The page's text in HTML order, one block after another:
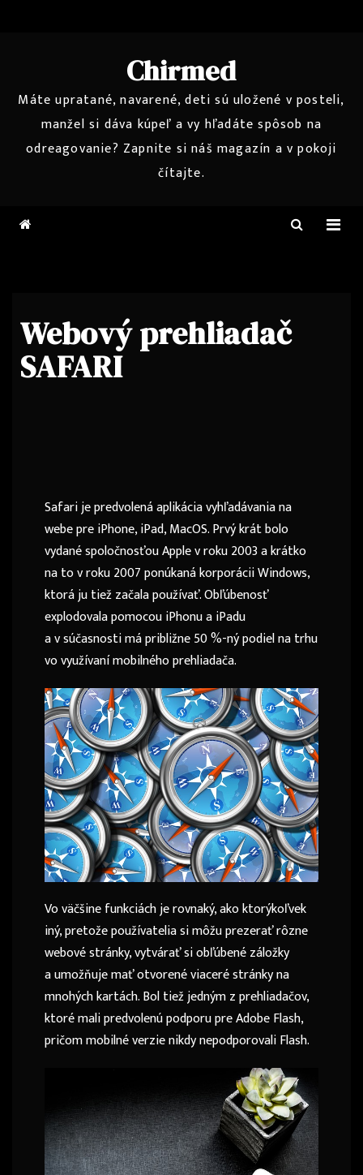
Chirmed
Máte upratané, navarené, deti sú uložené v posteli,
manžel si dáva kúpeľ a vy hľadáte spôsob na
odreagovanie? Zapnite si náš magazín a v pokoji
čítajte.
Webový prehliadač
SAFARI
Safari je predvolená aplikácia vyhľadávania na
webe pre iPhone, iPad, MacOS. Prvý krát bolo
vydané spoločnosťou Apple v roku 2003 a krátko
na to v roku 2007 ponúkaná korporácii Windows,
ktorá ju tiež začala používať. Obľúbenosť
explodovala pomocou iPhonu a iPadu
a v súčasnosti má približne 50 %-ný podiel na trhu
vo využívaní mobilného prehliadača.
Vo väčšine funkciách je rovnaký, ako ktorýkoľvek
iný, pretože používatelia si môžu prezerať rôzne
webové stránky, vytvárať si obľúbené záložky
a umožňuje mať otvorené viaceré stránky na
mnohých kartách. Bol tiež jedným z prehliadačov,
ktoré mali predvolenú podporu pre Adobe Flash,
pričom mobilné verzie nikdy nepodporovali Flash.